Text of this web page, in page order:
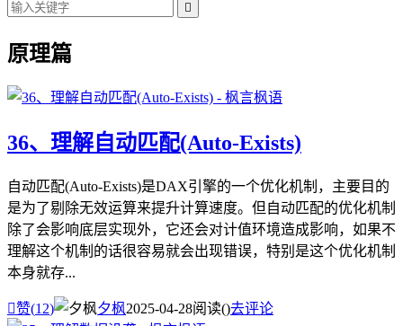

原理篇
36、理解自动匹配(Auto-Exists)
自动匹配(Auto-Exists)是DAX引擎的一个优化机制，主要目的
是为了剔除无效运算来提升计算速度。但自动匹配的优化机制
除了会影响底层实现外，它还会对计值环境造成影响，如果不
理解这个机制的话很容易就会出现错误，特别是这个优化机制
本身就存...
赞(12) 夕枫2025-04-28阅读()去评论